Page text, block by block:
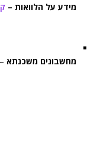
מידע על הלוואות –
מחשבונים משכנתא –